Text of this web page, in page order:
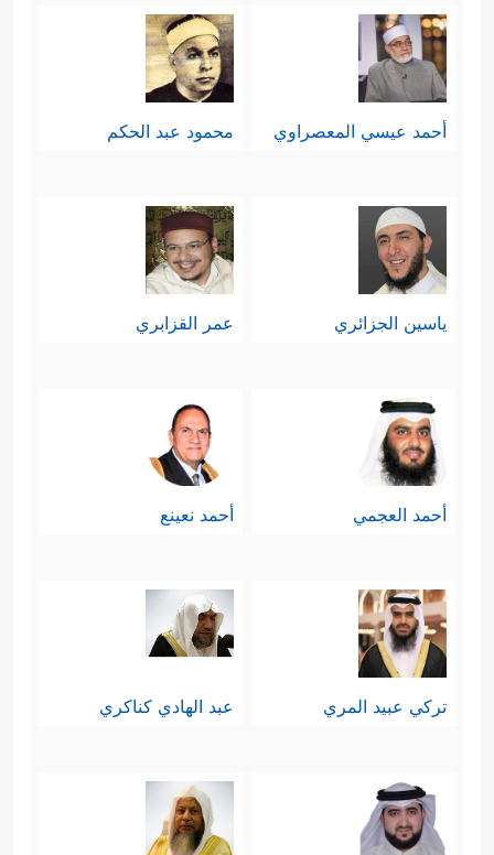
أحمد عيسي المعصراوي محمود عبد الحكم
ياسين الجزائري عمر القزابري
أحمد العجمي أحمد نعينع
تركي عبيد المري عبد الهادي كناكري